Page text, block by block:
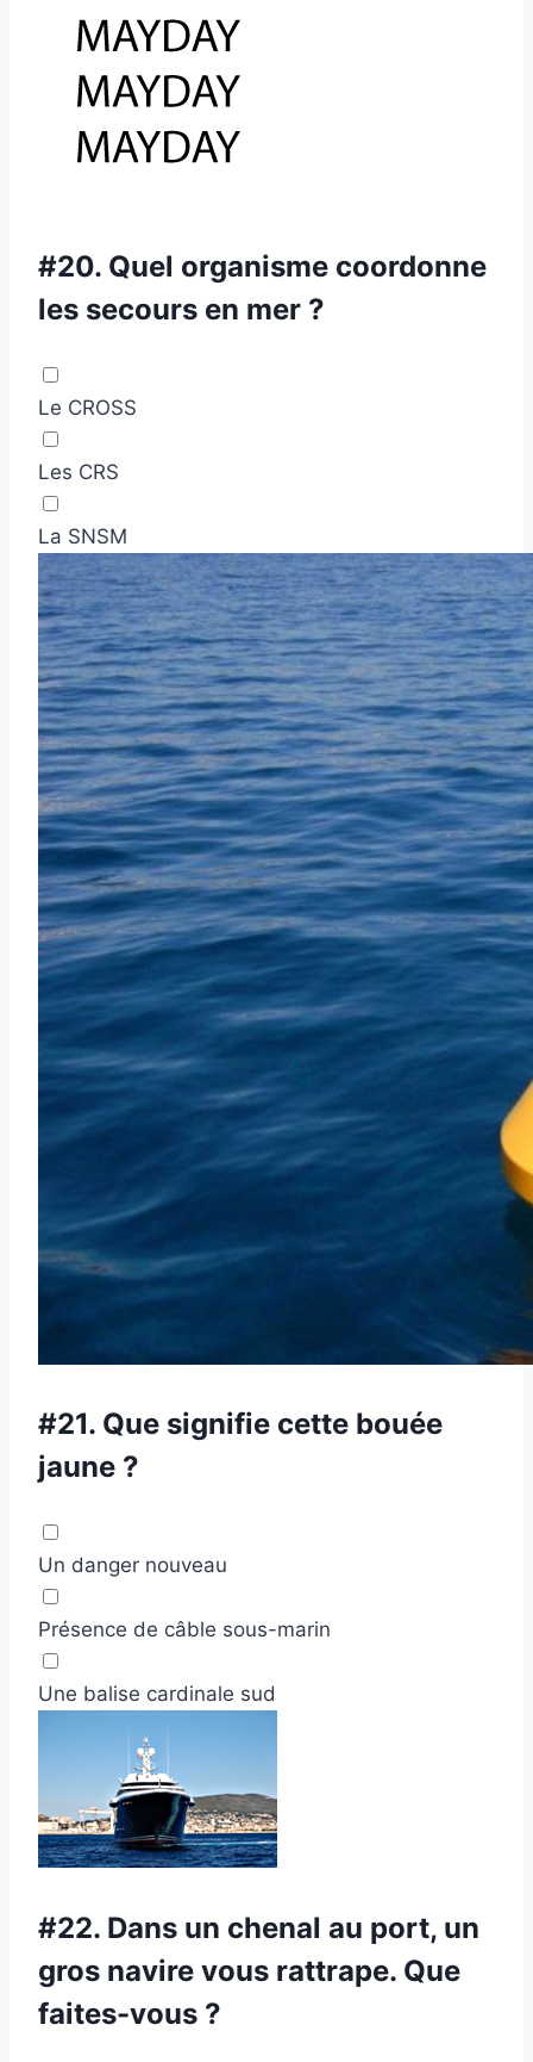
#20. Quel organisme coordonne
les secours en mer ?
Le CROSS
Les CRS
La SNSM
#21. Que signifie cette bouée
jaune ?
Un danger nouveau
Présence de câble sous-marin
Une balise cardinale sud
#22. Dans un chenal au port, un
gros navire vous rattrape. Que
faites-vous ?